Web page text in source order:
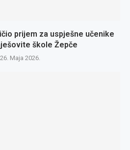
prijem za uspješne učenike
škole Žepče
26. Maja 2026.